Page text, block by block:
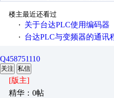
楼主最近还看过
·
关于台达PLC使用编码器
· 台达PLC与变频器的通讯
Q458751110
关注 私信
[版主]
精华：0帖